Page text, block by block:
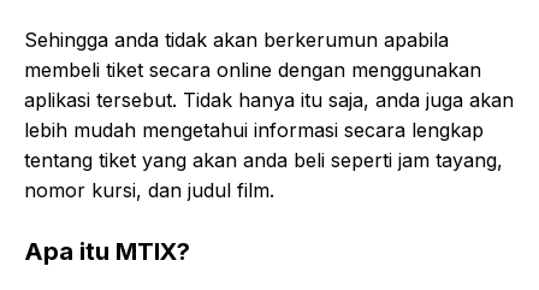
Sehingga anda tidak akan berkerumun apabila
membeli tiket secara online dengan menggunakan
aplikasi tersebut. Tidak hanya itu saja, anda juga akan
lebih mudah mengetahui informasi secara lengkap
tentang tiket yang akan anda beli seperti jam tayang,
nomor kursi, dan judul film.
Apa itu MTIX?